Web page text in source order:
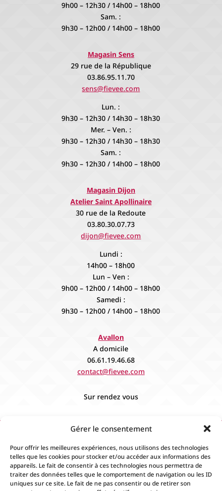
Gérer le consentement
Pour offrir les meilleures expériences, nous utilisons des technologies
telles que les cookies pour stocker et/ou accéder aux informations des
appareils. Le fait de consentir à ces technologies nous permettra de
traiter des données telles que le comportement de navigation ou les ID
uniques sur ce site. Le fait de ne pas consentir ou de retirer son
9h00 – 12h30 / 14h00 – 18h00
Sam. :
9h30 – 12h00 / 14h00 – 18h00
Magasin Sens
29 rue de la République
03.86.95.11.70
sens@fievee.com
Lun. :
9h30 – 12h30 / 14h30 – 18h30
Mer. – Ven. :
9h30 – 12h30 / 14h30 – 18h30
Sam. :
9h30 – 12h30 / 14h00 – 18h00
Magasin Dijon
Atelier Saint Apollinaire
30 rue de la Redoute
03.80.30.07.73
dijon@fievee.com
Lundi :
14h00 – 18h00
Lun – Ven :
9h00 – 12h00 / 14h00 – 18h00
Samedi :
9h30 – 12h00 / 14h00 – 18h00
Avallon
A domicile
06.61.19.46.68
contact@fievee.com
Sur rendez vous